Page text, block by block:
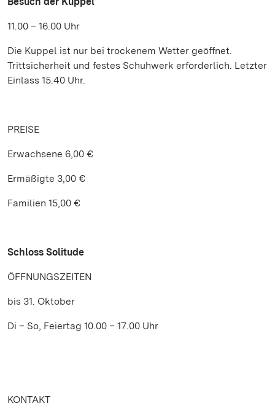
11.00 – 16.00 Uhr
Die Kuppel ist nur bei trockenem Wetter geöffnet.
Trittsicherheit und festes Schuhwerk erforderlich. Letzter
Einlass 15.40 Uhr.
PREISE
Erwachsene 6,00 €
Ermäßigte 3,00 €
Familien 15,00 €
Schloss Solitude
ÖFFNUNGSZEITEN
bis 31. Oktober
Di – So, Feiertag 10.00 – 17.00 Uhr
KONTAKT